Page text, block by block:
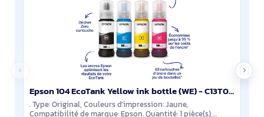
Epson 104 EcoTank Yellow ink bottle (WE) - C13T00P440
. Type: Original, Couleurs d'impression: Jaune,
Compatibilité de marque: Epson. Quantité: 1 pièce(s),